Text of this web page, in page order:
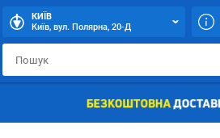
КИЇВ
Київ, вул. Полярна, 20-Д